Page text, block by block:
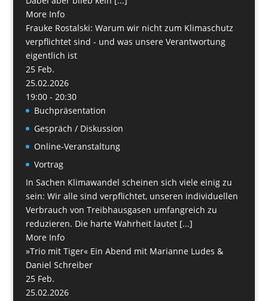
More Info
Frauke Rostalski: Warum wir nicht zum Klimaschutz
verpflichtet sind - und was unsere Verantwortung
eigentlich ist
25 Feb.
25.02.2026
19:00 - 20:30
Buchpräsentation
Gespräch / Diskussion
Online-Veranstaltung
Vortrag
In Sachen Klimawandel scheinen sich viele einig zu
sein: Wir alle sind verpflichtet, unseren individuellen
Verbrauch von Treibhausgasen umfangreich zu
reduzieren. Die harte Wahrheit lautet [...]
More Info
»Trio mit Tiger« Ein Abend mit Marianne Ludes &
Daniel Schreiber
25 Feb.
25.02.2026